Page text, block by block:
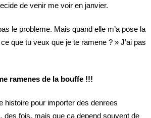
de venir me voir en janvier.
le probleme. Mais quand elle m’a pose la
que tu veux que je te ramene ? » J’ai pas
ramenes de la bouffe !!!
histoire pour importer des denrees
fois, mais que ca depend souvent de